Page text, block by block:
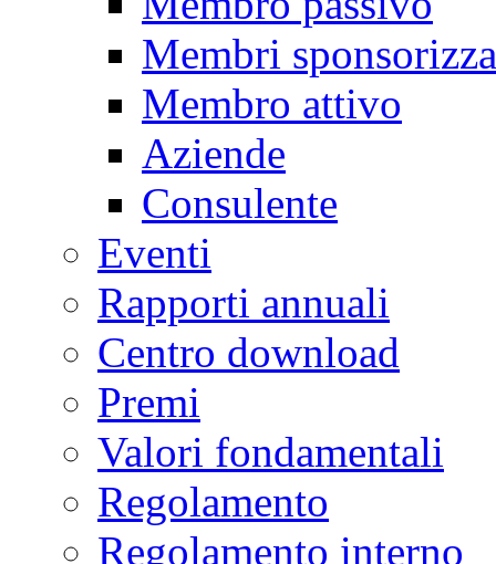
Membri
Membro attivo
Aziende
Consulente
Eventi
Rapporti annuali
Centro download
Premi
Valori fondamentali
Regolamento
Regolamento interno